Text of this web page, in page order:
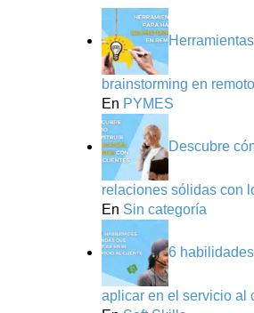
brainstorming en remoto
En PYMES
Descubre
relaciones sólidas con
En Sin categoría
6
aplicar en el servicio al